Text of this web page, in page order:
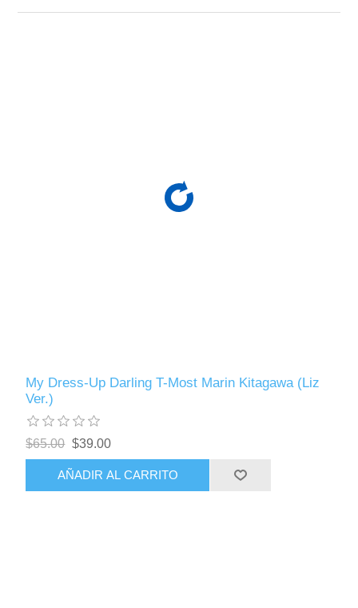
My Dress-Up Darling T-Most Marin Kitagawa (Liz
Ver.)
$65.00 $39.00
AÑADIR AL CARRITO